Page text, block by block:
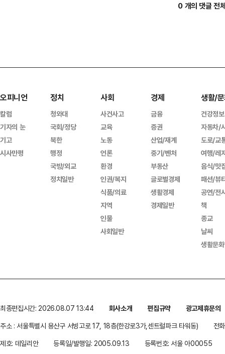
0 개의 댓글 전
오피니언
칼럼
기자의 눈
기고
시사만평
정치
청와대
국회/정당
북한
행정
국방/외교
정치일반
사회
사건사고
교육
노동
언론
환경
인권/복지
식품/의료
지역
인물
사회일반
경제
금융
증권
산업/재계
중기/벤처
부동산
글로벌경제
생활경제
경제일반
생활/
건강정보
자동차/
도로/교
여행/레
음식/맛
패션/뷰
공연/전
책
종교
날씨
생활문
최종편집시간: 2026.08.07 13:44 회사소개 편집규약
광고제휴문의
주소 : 서울특별시 용산구 서빙고로 17, 18층(한강로3가,센트럴파크 타워동)
전
제호: 데일리안
등록일/발행일: 2005.09.13 등록번호: 서울 아00055